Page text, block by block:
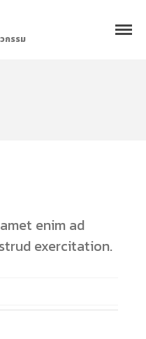
ENGINEERING
CRANE INSPECTION
กรรม
enim ad
exercitation.